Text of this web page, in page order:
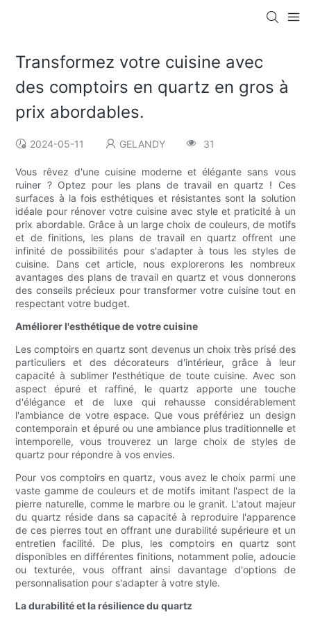
Transformez votre cuisine avec
des comptoirs en quartz en gros à
prix abordables.
2024-05-11 GELANDY 31
Vous rêvez d'une cuisine moderne et élégante sans vous
ruiner ? Optez pour les plans de travail en quartz ! Ces
surfaces à la fois esthétiques et résistantes sont la solution
idéale pour rénover votre cuisine avec style et praticité à un
prix abordable. Grâce à un large choix de couleurs, de motifs
et de finitions, les plans de travail en quartz offrent une
infinité de possibilités pour s'adapter à tous les styles de
cuisine. Dans cet article, nous explorerons les nombreux
avantages des plans de travail en quartz et vous donnerons
des conseils précieux pour transformer votre cuisine tout en
respectant votre budget.
Améliorer l'esthétique de votre cuisine
Les comptoirs en quartz sont devenus un choix très prisé des
particuliers et des décorateurs d'intérieur, grâce à leur
capacité à sublimer l'esthétique de toute cuisine. Avec son
aspect épuré et raffiné, le quartz apporte une touche
d'élégance et de luxe qui rehausse considérablement
l'ambiance de votre espace. Que vous préfériez un design
contemporain et épuré ou une ambiance plus traditionnelle et
intemporelle, vous trouverez un large choix de styles de
quartz pour répondre à vos envies.
Pour vos comptoirs en quartz, vous avez le choix parmi une
vaste gamme de couleurs et de motifs imitant l'aspect de la
pierre naturelle, comme le marbre ou le granit. L'atout majeur
du quartz réside dans sa capacité à reproduire l'apparence
de ces pierres tout en offrant une durabilité supérieure et un
entretien facilité. De plus, les comptoirs en quartz sont
disponibles en différentes finitions, notamment polie, adoucie
ou texturée, vous offrant ainsi davantage d'options de
personnalisation pour s'adapter à votre style.
La durabilité et la résilience du quartz